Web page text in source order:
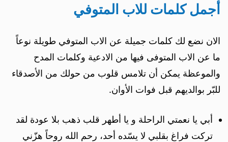
أجمل كلمات للاب المتوفي
الان نضع لك كلمات جميلة عن الاب المتوفي طويلة نوعاً
ما عن الاب المتوفى فيها من الادعية وكلمات المدح
والموعظة يمكن أن تلامس قلوب من حولك من الأصدقاء
للبّر بوالديهم قبل فوات الأوان.
أبي يا نعمتي الراحلة و يا أطهر قلب ذهب بلا عودة لقد
تركت فراغ بقلبي لا يسّده أحد، رحم الله روحاً هزّني